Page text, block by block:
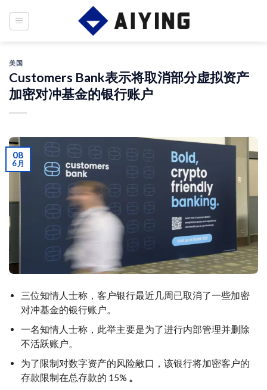
美国
Customers Bank表示将取消部分虚拟资产
加密对冲基金的银行账户
08
6 月
三位知情人士称，客户银行最近几周已取消了一些加密
对冲基金的银行账户。
一名知情人士称，此举主要是为了进行内部管理并删除
不活跃账户。
为了限制对数字资产的风险敞口，该银行将加密客户的
存款限制在总存款的 15% 。